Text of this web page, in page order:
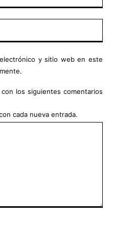
y sitio web en este
los siguientes comentarios
cada nueva entrada.